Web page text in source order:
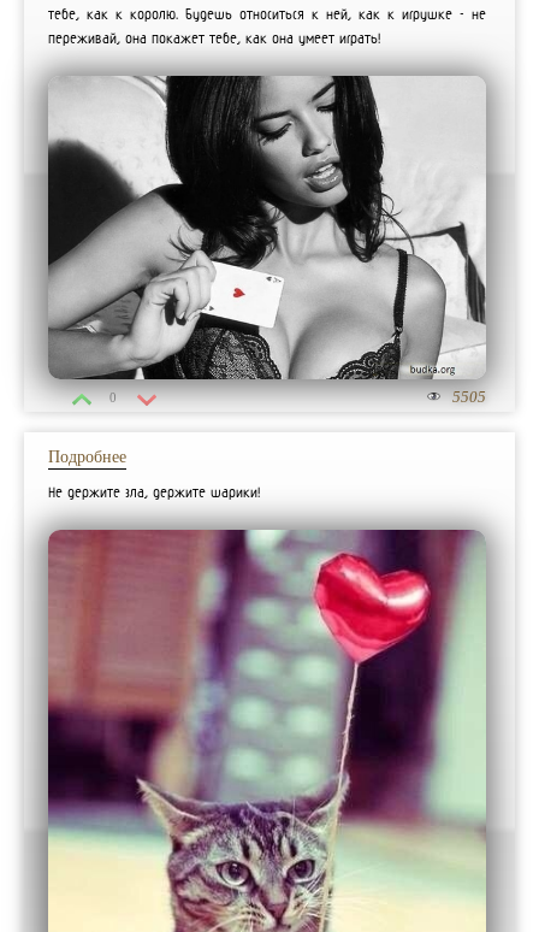
5505
0
тебе, как к королю. Будешь относиться к ней, как к игрушке - не
переживай, она покажет тебе, как она умеет играть!
Подробнее
Не держите зла, держите шарики!